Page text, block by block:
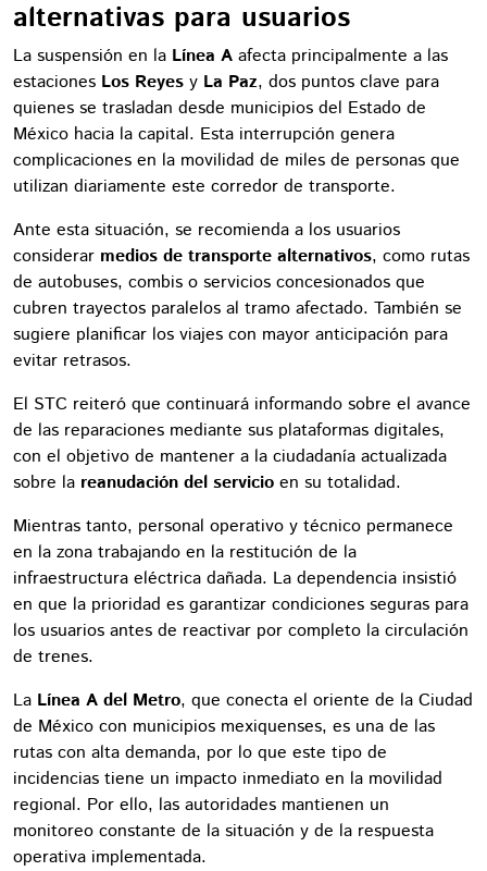
alternativas para usuarios
La suspensión en la Línea A afecta principalmente a las
estaciones Los Reyes y La Paz, dos puntos clave para
quienes se trasladan desde municipios del Estado de
México hacia la capital. Esta interrupción genera
complicaciones en la movilidad de miles de personas que
utilizan diariamente este corredor de transporte.
Ante esta situación, se recomienda a los usuarios
considerar medios de transporte alternativos, como rutas
de autobuses, combis o servicios concesionados que
cubren trayectos paralelos al tramo afectado. También se
sugiere planificar los viajes con mayor anticipación para
evitar retrasos.
El STC reiteró que continuará informando sobre el avance
de las reparaciones mediante sus plataformas digitales,
con el objetivo de mantener a la ciudadanía actualizada
sobre la reanudación del servicio en su totalidad.
Mientras tanto, personal operativo y técnico permanece
en la zona trabajando en la restitución de la
infraestructura eléctrica dañada. La dependencia insistió
en que la prioridad es garantizar condiciones seguras para
los usuarios antes de reactivar por completo la circulación
de trenes.
La Línea A del Metro, que conecta el oriente de la Ciudad
de México con municipios mexiquenses, es una de las
rutas con alta demanda, por lo que este tipo de
incidencias tiene un impacto inmediato en la movilidad
regional. Por ello, las autoridades mantienen un
monitoreo constante de la situación y de la respuesta
operativa implementada.